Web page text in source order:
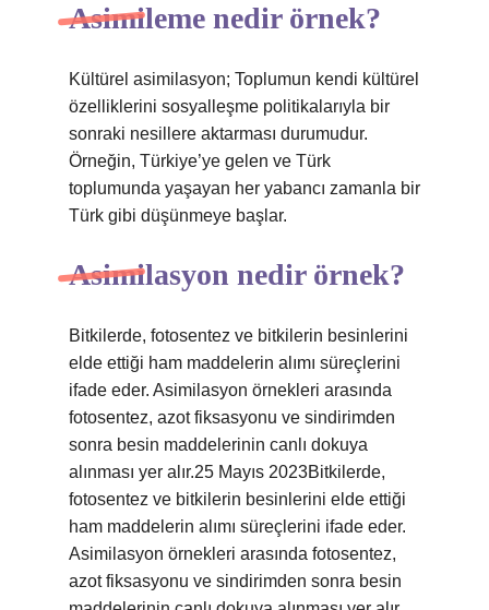
Asimileme nedir örnek?
Kültürel asimilasyon; Toplumun kendi kültürel
özelliklerini sosyalleşme politikalarıyla bir
sonraki nesillere aktarması durumudur.
Örneğin, Türkiye’ye gelen ve Türk
toplumunda yaşayan her yabancı zamanla bir
Türk gibi düşünmeye başlar.
Asimilasyon nedir örnek?
Bitkilerde, fotosentez ve bitkilerin besinlerini
elde ettiği ham maddelerin alımı süreçlerini
ifade eder. Asimilasyon örnekleri arasında
fotosentez, azot fiksasyonu ve sindirimden
sonra besin maddelerinin canlı dokuya
alınması yer alır.25 Mayıs 2023Bitkilerde,
fotosentez ve bitkilerin besinlerini elde ettiği
ham maddelerin alımı süreçlerini ifade eder.
Asimilasyon örnekleri arasında fotosentez,
azot fiksasyonu ve sindirimden sonra besin